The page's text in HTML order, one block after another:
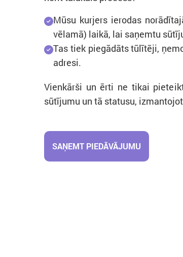
Mūsu kurjers ierodas
vēlamā) laikā, lai saņemtu
Tas tiek piegādāts tūlītēji,
adresi.
Vienkārši un ērti ne tikai
sūtījumu un tā statusu,
SAŅEMT PIEDĀVĀJUMU